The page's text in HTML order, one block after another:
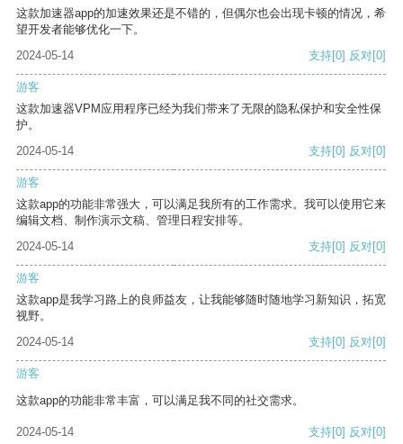
这款加速器app的加速效果还是不错的，但偶尔也会出现卡顿的情况，希
望开发者能够优化一下。
2024-05-14
支持[0] 反对[0]
游客
这款加速器VPM应用程序已经为我们带来了无限的隐私保护和安全性保
护。
2024-05-14
支持[0] 反对[0]
游客
这款app的功能非常强大，可以满足我所有的工作需求。我可以使用它来
编辑文档、制作演示文稿、管理日程安排等。
2024-05-14
支持[0] 反对[0]
游客
这款app是我学习路上的良师益友，让我能够随时随地学习新知识，拓宽
视野。
2024-05-14
支持[0] 反对[0]
游客
这款app的功能非常丰富，可以满足我不同的社交需求。
2024-05-14 支持[0] 反对[0]